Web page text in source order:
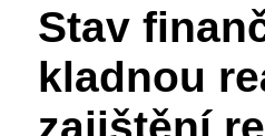
Stav
kladnou
zajištění